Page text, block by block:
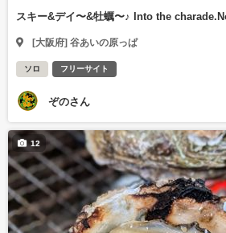
スキー&デイ〜&牡蠣〜♪ Into the
[大阪府] 谷あいの原っぱ
ソロ フリーサイト
ぞのさん
12